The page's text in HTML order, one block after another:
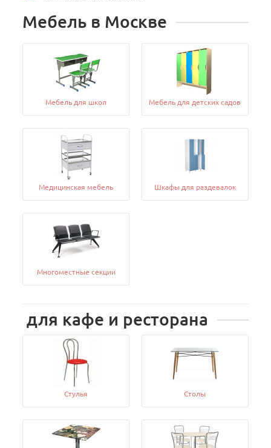
Мебель в Москве
Мебель для школ Мебель для детских садов
Медицинская мебель Шкафы для раздевалок
Многоместные секции
для кафе и ресторана
Стулья Столы